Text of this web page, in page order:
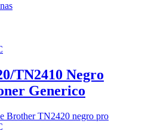
TN2410 Negro
Generico